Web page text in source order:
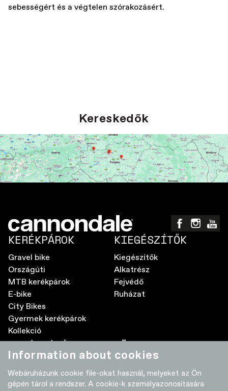
sebességért és a végtelen szórakozásért.
Kereskedők
KERÉKPÁROK
Gravel bike
Országúti
MTB kerékpárok
E-bike
City Bikes
Gyermek kerékpárok
Kollekció
KIEGÉSZÍTŐK
Kiegészítők
Alkatrész
Fejvédő
Ruházat
A MÁRKÁRÓL
Élettartam garancia
Használati útmutatók
TÖBB
Adatvédelmi nyilatkozat
Szoftver-frissítések
Information about cookies
Webáruházunk cookie file-okat használ, melyeket az Ön
gépén tárol a rendszer. A cookie-k személyazonosítására